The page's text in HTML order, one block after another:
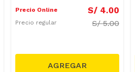
Precio Online S/ 4.00
Precio regular S/5.00